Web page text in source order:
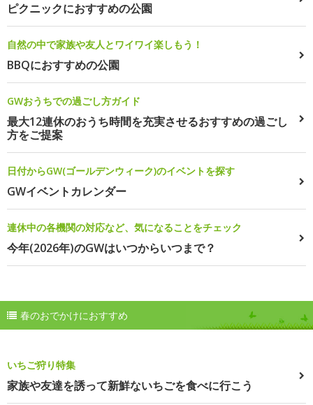
ピクニックにおすすめの公園
自然の中で家族や友人とワイワイ楽しもう！
BBQにおすすめの公園
GWおうちでの過ごし方ガイド
最大12連休のおうち時間を充実させるおすすめの過ごし
方をご提案
日付からGW(ゴールデンウィーク)のイベントを探す
GWイベントカレンダー
連休中の各機関の対応など、気になることをチェック
今年(2026年)のGWはいつからいつまで？
春のおでかけにおすすめ
いちご狩り特集
家族や友達を誘って新鮮ないちごを食べに行こう